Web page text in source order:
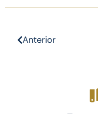
Anterior